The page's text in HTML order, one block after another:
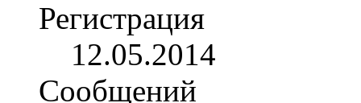
Регистрация
12.05.2014
Сообщений